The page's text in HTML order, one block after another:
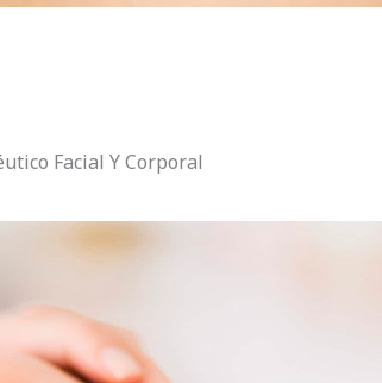
Facial Y Corporal